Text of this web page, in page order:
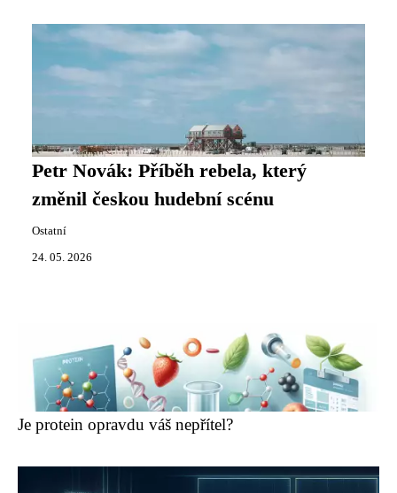
Petr Novák: Příběh rebela, který
změnil českou hudební scénu
Ostatní
24. 05. 2026
Je protein opravdu váš nepřítel?